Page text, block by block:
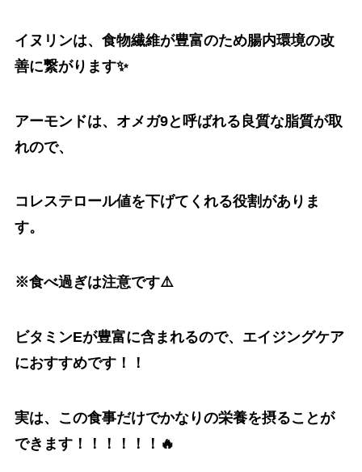
イヌリンは、食物繊維が豊富のため腸内環境の改
善に繋がります✨
アーモンドは、オメガ9と呼ばれる良質な脂質が取
れので、
コレステロール値を下げてくれる役割がありま
す。
※食べ過ぎは注意です⚠️
ビタミンEが豊富に含まれるので、エイジングケア
におすすめです！！
実は、この食事だけでかなりの栄養を摂ることが
できます！！！！！！🔥